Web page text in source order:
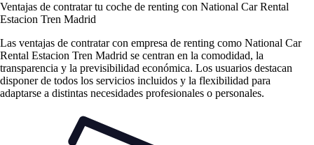
Ventajas de contratar tu coche de renting con National Car Rental
Estacion Tren Madrid
Las ventajas de contratar con empresa de renting como National Car
Rental Estacion Tren Madrid se centran en la comodidad, la
transparencia y la previsibilidad económica. Los usuarios destacan
disponer de todos los servicios incluidos y la flexibilidad para
adaptarse a distintas necesidades profesionales o personales.